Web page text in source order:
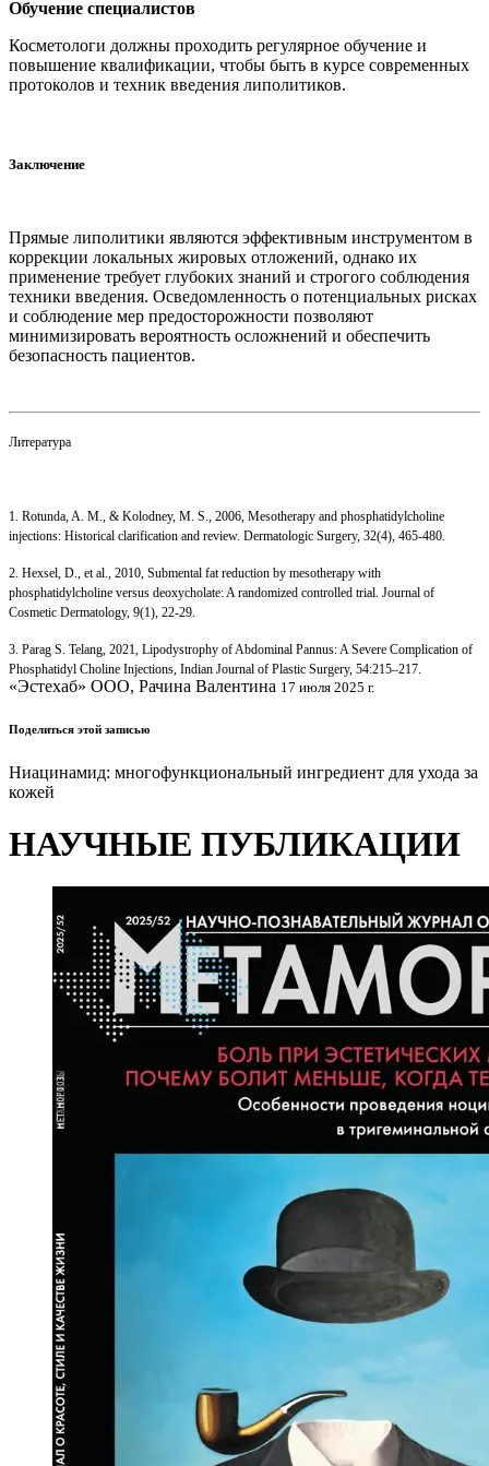
Обучение специалистов
Косметологи должны проходить регулярное обучение и
повышение квалификации, чтобы быть в курсе современных
протоколов и техник введения липолитиков.
Заключение
Прямые липолитики являются эффективным инструментом в
коррекции локальных жировых отложений, однако их
применение требует глубоких знаний и строгого соблюдения
техники введения. Осведомленность о потенциальных рисках
и соблюдение мер предосторожности позволяют
минимизировать вероятность осложнений и обеспечить
безопасность пациентов.
Литература
1. Rotunda, A. M., & Kolodney, M. S., 2006, Mesotherapy and phosphatidylcholine
injections: Historical clarification and review. Dermatologic Surgery, 32(4), 465-480.
2. Hexsel, D., et al., 2010, Submental fat reduction by mesotherapy with
phosphatidylcholine versus deoxycholate: A randomized controlled trial. Journal of
Cosmetic Dermatology, 9(1), 22-29.
3. Parag S. Telang, 2021, Lipodystrophy of Abdominal Pannus: A Severe Complication of
Phosphatidyl Choline Injections, Indian Journal of Plastic Surgery, 54:215–217.
«Эстехаб» ООО, Рачина Валентина 17 июля 2025 г.
Поделиться этой записью
Ниацинамид: многофункциональный ингредиент для ухода за
кожей
НАУЧНЫЕ ПУБЛИКАЦИИ